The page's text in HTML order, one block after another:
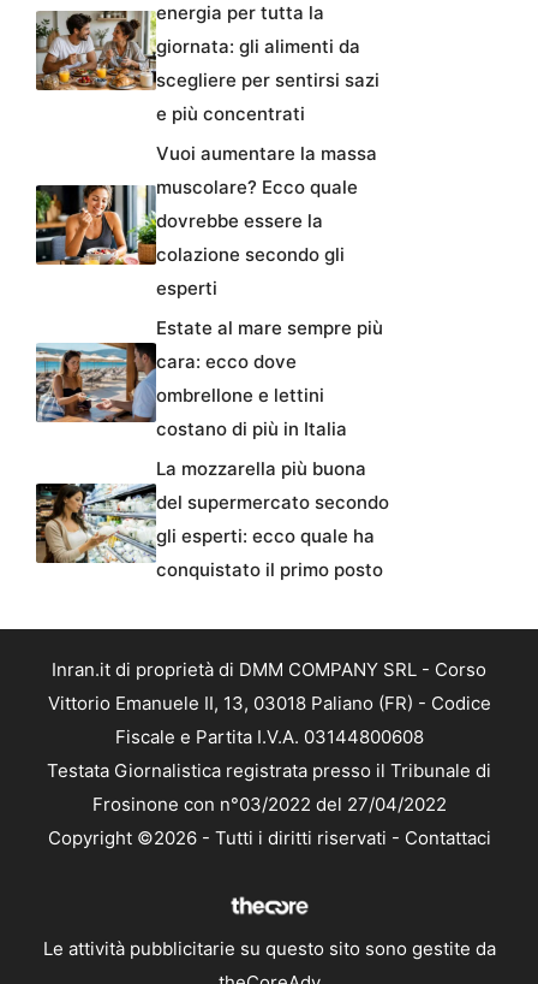
energia per tutta la
giornata: gli alimenti da
scegliere per sentirsi sazi
e più concentrati
Vuoi aumentare la massa
muscolare? Ecco quale
dovrebbe essere la
colazione secondo gli
esperti
Estate al mare sempre più
cara: ecco dove
ombrellone e lettini
costano di più in Italia
La mozzarella più buona
del supermercato secondo
gli esperti: ecco quale ha
conquistato il primo posto
Inran.it di proprietà di DMM COMPANY SRL - Corso
Vittorio Emanuele II, 13, 03018 Paliano (FR) - Codice
Fiscale e Partita I.V.A. 03144800608
Testata Giornalistica registrata presso il Tribunale di
Frosinone con n°03/2022 del 27/04/2022
Copyright ©2026 - Tutti i diritti riservati - Contattaci
Le attività pubblicitarie su questo sito sono gestite da